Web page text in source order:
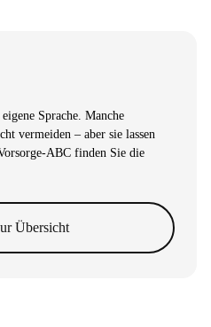
Sprache. Manche
vermeiden – aber sie lassen
ABC finden Sie die
Übersicht